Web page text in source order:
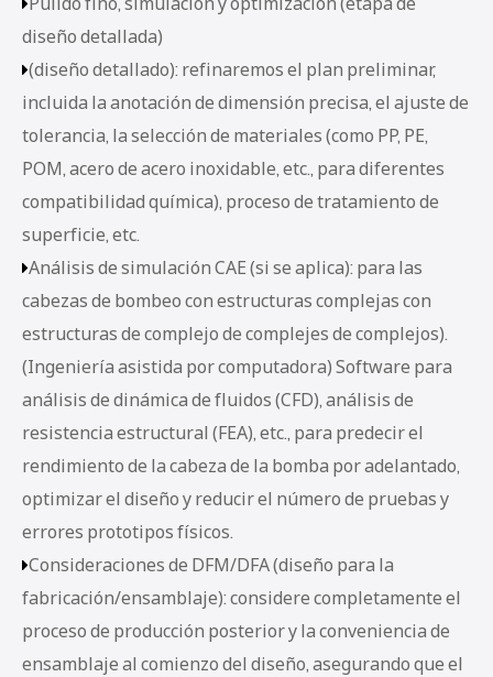
diseño detallada)
(diseño detallado): refinaremos el plan preliminar,
incluida la anotación de dimensión precisa, el ajuste de
tolerancia, la selección de materiales (como PP, PE,
POM, acero de acero inoxidable, etc., para diferentes
compatibilidad química), proceso de tratamiento de
superficie, etc.
Análisis de simulación CAE (si se aplica): para las
cabezas de bombeo con estructuras complejas con
estructuras de complejo de complejes de complejos).
(Ingeniería asistida por computadora) Software para
análisis de dinámica de fluidos (CFD), análisis de
resistencia estructural (FEA), etc., para predecir el
rendimiento de la cabeza de la bomba por adelantado,
optimizar el diseño y reducir el número de pruebas y
errores prototipos físicos.
Consideraciones de DFM/DFA (diseño para la
fabricación/ensamblaje): considere completamente el
proceso de producción posterior y la conveniencia de
ensamblaje al comienzo del diseño, asegurando que el